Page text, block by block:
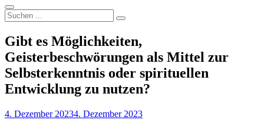
Search
Search
for:
Search
Gibt es Möglichkeiten,
Geisterbeschwörungen als Mittel zur
Selbsterkenntnis oder spirituellen
Entwicklung zu nutzen?
Posted
4. Dezember 20234. Dezember 2023